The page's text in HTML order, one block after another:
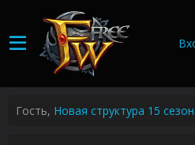
Гость, Новая структура 15